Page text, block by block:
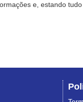
e, estando